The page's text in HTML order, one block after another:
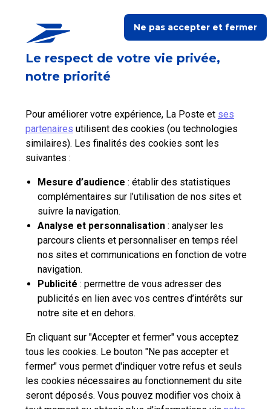
Le respect de votre vie privée,
notre priorité
Pour améliorer votre expérience, La Poste et ses
partenaires utilisent des cookies (ou technologies
similaires). Les finalités des cookies sont les
suivantes :
Mesure d’audience : établir des statistiques
complémentaires sur l’utilisation de nos sites et
suivre la navigation.
Analyse et personnalisation : analyser les
parcours clients et personnaliser en temps réel
nos sites et communications en fonction de votre
navigation.
Publicité : permettre de vous adresser des
publicités en lien avec vos centres d’intérêts sur
notre site et en dehors.
En cliquant sur "Accepter et fermer" vous acceptez
tous les cookies. Le bouton "Ne pas accepter et
fermer" vous permet d'indiquer votre refus et seuls
les cookies nécessaires au fonctionnement du site
seront déposés. Vous pouvez modifier vos choix à
Ne pas accepter et fermer
La Poste Solutions Business est la marque B2B de La Poste, destinée aux
entreprises, collectivités et administrations publiques.
Retrouvez ici des actualités, des études de tendances, des décryptages et
innovations, des offres selon vos usages, des infos pratiques et un accès
à votre espace personnel pour gérer le développement de votre activité.
Suivez-nous sur Linkedin
Suivez-nous sur Youtube
Suivez-nous sur X
Qui sommes-nous?
Aide et outils
Contactez-nous
pro.laposte.fr part.laposte.fr groupelaposte.com
Plan du site Accessibilité : non conforme Mentions légales
Données personnelles et cookies